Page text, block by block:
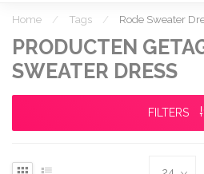
Home / Tags / Rode Sweater
PRODUCTEN
SWEATER DRESS
FILTERS